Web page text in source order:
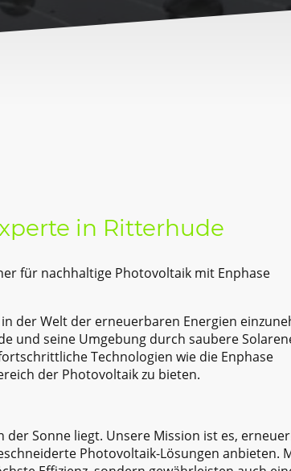
in Ritterhude
für nachhaltige Photovoltaik mit Enphase
der Welt der erneuerbaren Energien
und seine Umgebung durch saubere
Technologien wie die Enphase
der Photovoltaik zu bieten.
Sonne liegt. Unsere Mission ist es,
Photovoltaik-Lösungen anbieten.